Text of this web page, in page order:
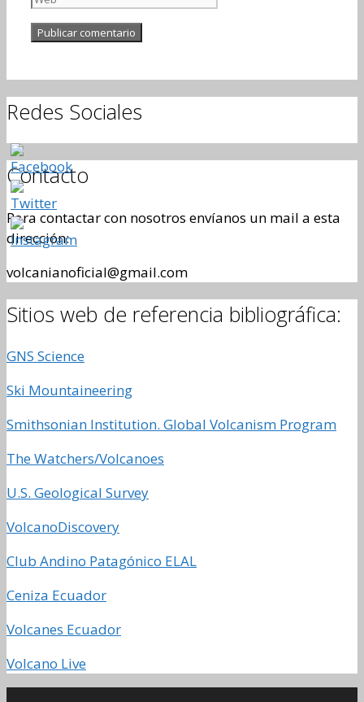
Redes Sociales
Contacto
Para contactar con nosotros envíanos un mail a esta
dirección:
volcanianoficial@gmail.com
Sitios web de referencia bibliográfica:
GNS Science
Ski Mountaineering
Smithsonian Institution. Global Volcanism Program
The Watchers/Volcanoes
U.S. Geological Survey
VolcanoDiscovery
Club Andino Patagónico ELAL
Ceniza Ecuador
Volcanes Ecuador
Volcano Live